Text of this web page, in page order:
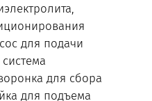
для подачи
для сбора
для подъема